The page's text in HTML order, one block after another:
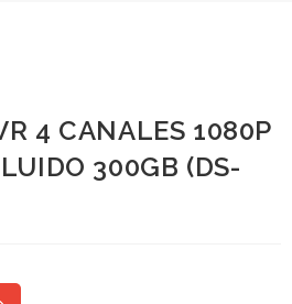
4 CANALES 1080P
300GB (DS-